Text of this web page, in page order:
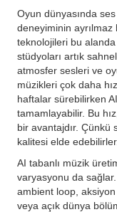
Oyun dünyasında
deneyiminin ayrılmaz
teknolojileri bu
stüdyoları artık
atmosfer sesleri ve
müzikleri çok daha
haftalar sürebilirken
tamamlayabilir. Bu
bir avantajdır. Çünkü
kalitesi elde edebilirler.
AI tabanlı müzik
varyasyonu da
ambient loop,
veya açık dünya